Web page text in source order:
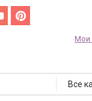
Мои
Все